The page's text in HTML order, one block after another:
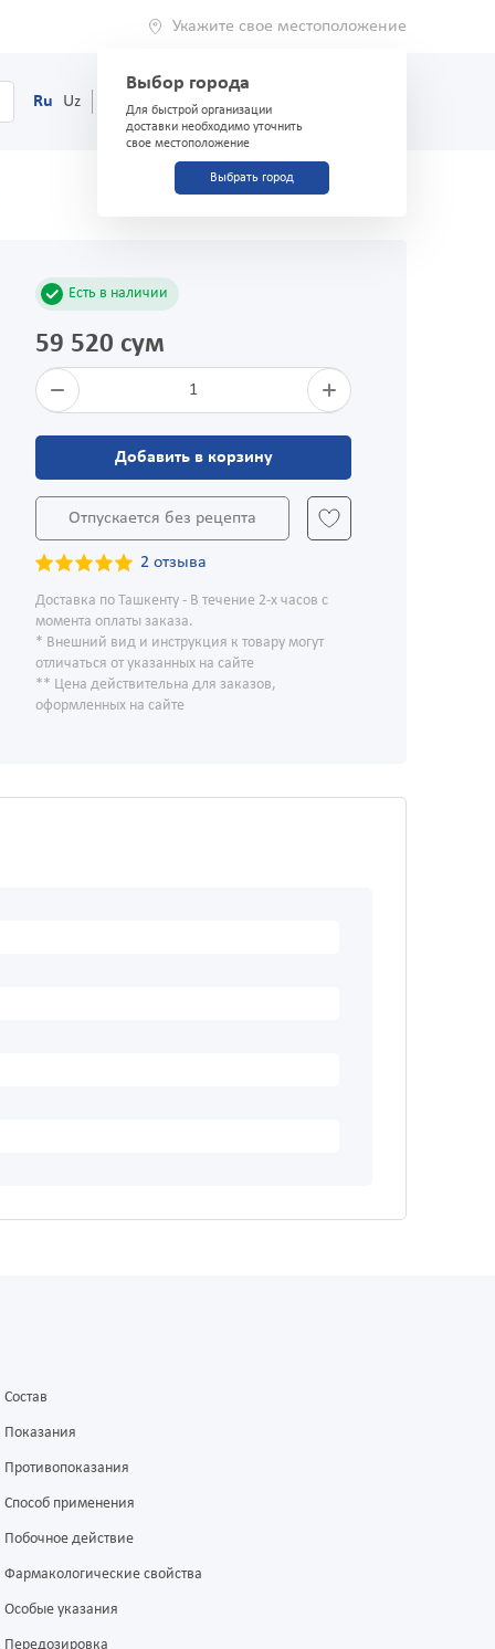
Укажите свое местоположение
Выбор города
Для быстрой организации
доставки необходимо уточнить
свое местоположение
Выбрать город
Ru Uz (71) 200-03-03
Есть в наличии
59 520 сум
1
Добавить в корзину
Отпускается без рецепта
2 отзыва
Доставка по Ташкенту - В течение 2-х часов с
момента оплаты заказа.
* Внешний вид и инструкция к товару могут
отличаться от указанных на сайте
** Цена действительна для заказов,
оформленных на сайте
Состав
Показания
Противопоказания
Способ применения
Побочное действие
Фармакологические свойства
Особые указания
Передозировка